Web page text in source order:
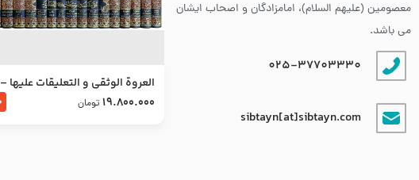
معصومین (علیهم السلام)، امامزادگان و اصحاب ایشان
می باشد.
025-37703330
sibtayn[at]sibtayn.com
العروة الوثقى و التعليقات عليها –
طرح جدید
19.800.000 تومان